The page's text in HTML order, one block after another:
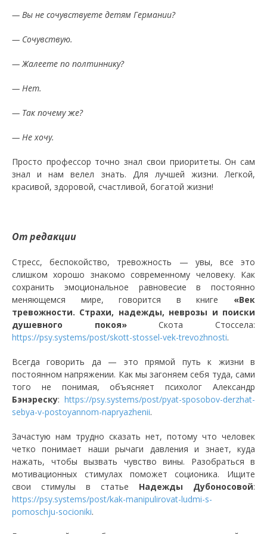
— Вы не сочувствуете детям Германии?
— Сочувствую.
— Жалеете по полтиннику?
— Нет.
— Так почему же?
— Не хочу.
Просто профессор точно знал свои приоритеты. Он сам
знал и нам велел знать. Для лучшей жизни. Легкой,
красивой, здоровой, счастливой, богатой жизни!
От редакции
Стресс, беспокойство, тревожность — увы, все это
слишком хорошо знакомо современному человеку. Как
сохранить эмоциональное равновесие в постоянно
меняющемся мире, говорится в книге «Век
тревожности. Страхи, надежды, неврозы и поиски
душевного покоя»Скота Стоссела:
https://psy.systems/post/skott-stossel-vek-trevozhnosti.
Всегда говорить да — это прямой путь к жизни в
постоянном напряжении. Как мы загоняем себя туда, сами
того не понимая, объясняет психолог Александр
Бэнэреску: https://psy.systems/post/pyat-sposobov-derzhat-
sebya-v-postoyannom-napryazhenii.
Зачастую нам трудно сказать нет, потому что человек
четко понимает наши рычаги давления и знает, куда
нажать, чтобы вызвать чувство вины. Разобраться в
мотивационных стимулах поможет соционика. Ищите
свои стимулы в статье Надежды Дубоносовой:
https://psy.systems/post/kak-manipulirovat-ludmi-s-
pomoschju-socioniki.